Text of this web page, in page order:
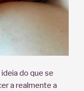
do que se
a realmente a